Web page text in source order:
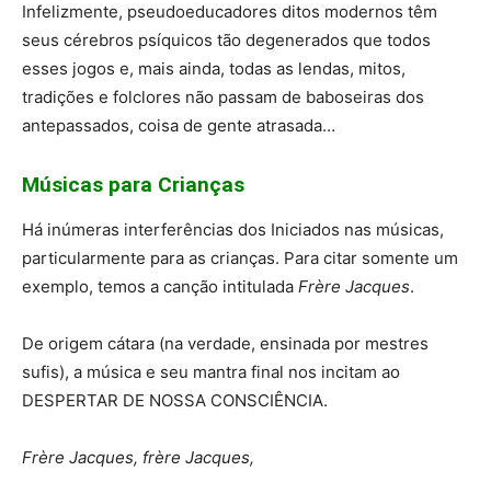
Infelizmente, pseudoeducadores ditos modernos têm
seus cérebros psíquicos tão degenerados que todos
esses jogos e, mais ainda, todas as lendas, mitos,
tradições e folclores não passam de baboseiras dos
antepassados, coisa de gente atrasada…
Músicas para Crianças
Há inúmeras interferências dos Iniciados nas músicas,
particularmente para as crianças. Para citar somente um
exemplo, temos a canção intitulada Frère Jacques.
De origem cátara (na verdade, ensinada por mestres
sufis), a música e seu mantra final nos incitam ao
DESPERTAR DE NOSSA CONSCIÊNCIA.
Frère Jacques, frère Jacques,